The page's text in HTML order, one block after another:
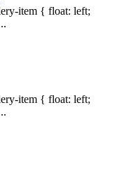
item { float: left;
item { float: left;